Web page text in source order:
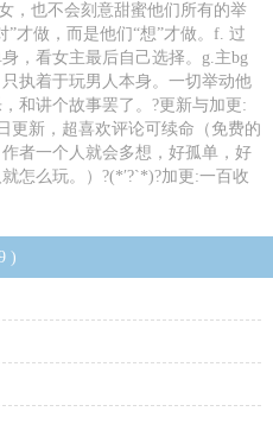
，也不会刻意甜蜜他们所有的举
才做，而是他们“想”才做。f. 过
，看女主最后自己选择。g.主bg
执着于玩男人本身。一切举动他
和讲个故事罢了。?更新与加更:
更新，超喜欢评论可续命（免费的
者一个人就会多想，好孤单，好
怎么玩。）?(*′?`*)?加更:一百收
)